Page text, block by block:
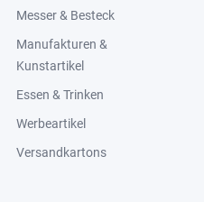
Messer & Besteck
Manufakturen &
Kunstartikel
Essen & Trinken
Werbeartikel
Versandkartons